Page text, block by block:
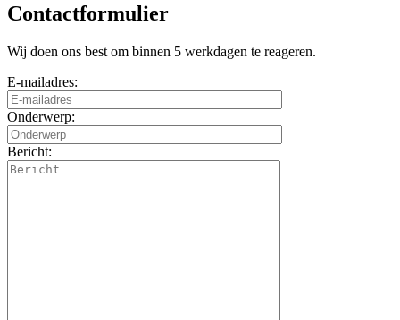
Contactformulier
Wij doen ons best om binnen 5 werkdagen te reageren.
E-mailadres:
Onderwerp:
Bericht: